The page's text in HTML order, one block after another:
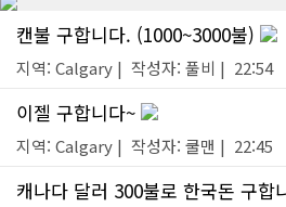
캔불 구합니다. (1000~3000불)
지역: Calgary | 작성자: 풀비 | 22:54
이젤 구합니다~
지역: Calgary | 작성자: 쿨맨 | 22:45
캐나다 달러 300불로 한국돈 구합